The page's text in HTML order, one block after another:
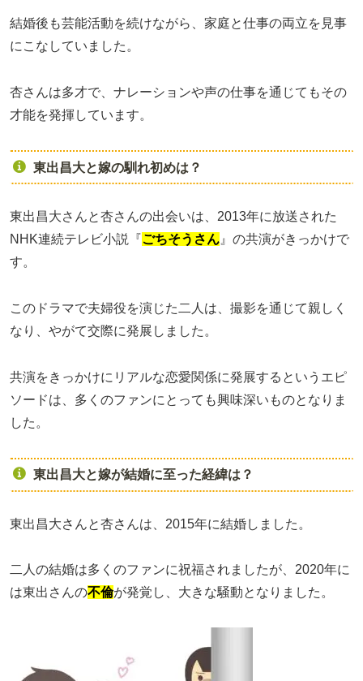
結婚後も芸能活動を続けながら、家庭と仕事の両立を見事
にこなしていました。
杏さんは多才で、ナレーションや声の仕事を通じてもその
才能を発揮しています。
東出昌大と嫁の馴れ初めは？
東出昌大さんと杏さんの出会いは、2013年に放送された
NHK連続テレビ小説『ごちそうさん 』の共演がきっかけで
す。
このドラマで夫婦役を演じた二人は、撮影を通じて親しく
なり、やがて交際に発展しました。
共演をきっかけにリアルな恋愛関係に発展するというエピ
ソードは、多くのファンにとっても興味深いものとなりま
した。
東出昌大と嫁が結婚に至った経緯は？
東出昌大さんと杏さんは、2015年に結婚しました。
二人の結婚は多くのファンに祝福されましたが、2020年に
は東出さんの不倫が発覚し、大きな騒動となりました。